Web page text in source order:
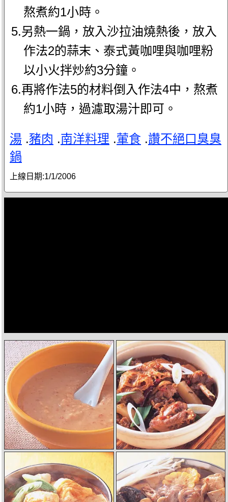
熬煮約1小時。
5.另熱一鍋，放入沙拉油燒熱後，放入
作法2的蒜末、泰式黃咖哩與咖哩粉
以小火拌炒約3分鐘。
6.再將作法5的材料倒入作法4中，熬煮
約1小時，過濾取湯汁即可。
湯 .豬肉 .南洋料理 .葷食 .讚不絕口臭臭
鍋
上線日期:1/1/2006